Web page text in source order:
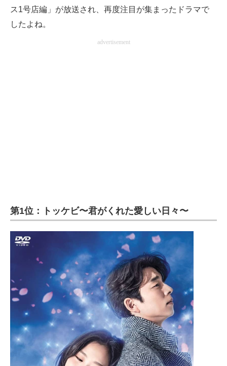
ス1号店編」が放送され、再度注目が集まったドラマで
したよね。
advertisement
第1位：トッケビ〜君がくれた愛しい日々〜